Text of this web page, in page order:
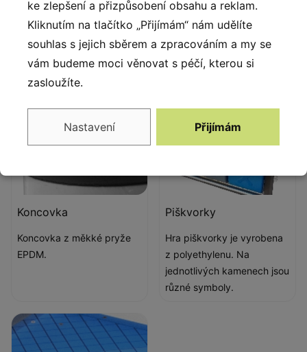
atestem.
Koncovka
Koncovka z měkké pryže
EPDM.
Piškvorky
Hra piškvorky je vyrobena
z polyethylenu. Na
jednotlivých kamenech jsou
různé symboly.
ke zlepšení a přizpůsobení obsahu a reklam.
Kliknutím na tlačítko „Přijímám“ nám udělíte
souhlas s jejich sběrem a zpracováním a my se
vám budeme moci věnovat s péčí, kterou si
zasloužíte.
Nastavení Přijímám